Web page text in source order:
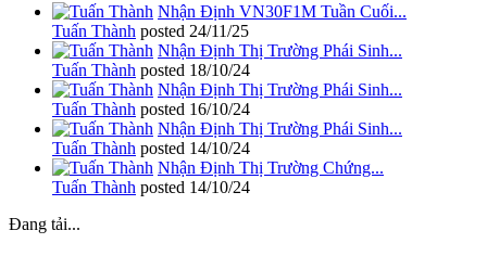
Nhận Định VN30F1M Tuần Cuối...
Tuấn Thành posted 24/11/25
Nhận Định Thị Trường Phái Sinh...
Tuấn Thành posted 18/10/24
Nhận Định Thị Trường Phái Sinh...
Tuấn Thành posted 16/10/24
Nhận Định Thị Trường Phái Sinh...
Tuấn Thành posted 14/10/24
Nhận Định Thị Trường Chứng...
Tuấn Thành posted 14/10/24
Đang tải...